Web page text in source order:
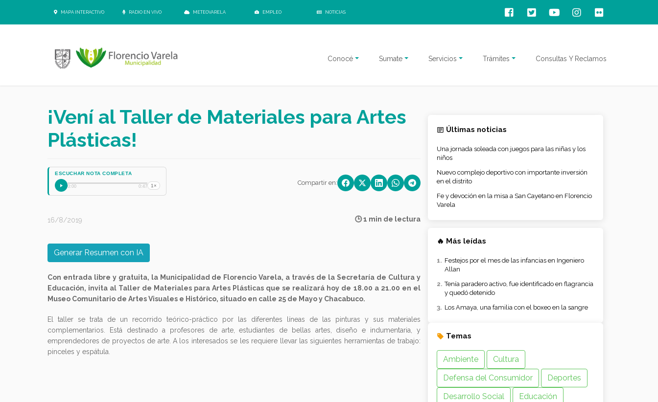
MAPA INTERACTIVO RADIO EN VIVO METEOVARELA EMPLEO NOTICIAS
Conocé Sumate Servicios Trámites Consultas Y Reclamos
¡Vení al Taller de Materiales para Artes
Plásticas!
ESCUCHAR NOTA COMPLETA
0:00 0:47 1× Compartir en:
16/8/2019 🕒 1 min de lectura
Generar Resumen con IA
Con entrada libre y gratuita, la Municipalidad de Florencio Varela, a través de la Secretaría de Cultura y
Educación, invita al Taller de Materiales para Artes Plásticas que se realizará hoy de 18.00 a 21.00 en el
Museo Comunitario de Artes Visuales e Histórico, situado en calle 25 de Mayo y Chacabuco.
El taller se trata de un recorrido teórico-práctico por las diferentes líneas de las pinturas y sus materiales
complementarios. Está destinado a profesores de arte, estudiantes de bellas artes, diseño e indumentaria, y
emprendedores de proyectos de arte. A los interesados se les requiere llevar las siguientes herramientas de trabajo:
pinceles y espátula.
Últimas noticias
Una jornada soleada con juegos para las niñas y los
niños
Nuevo complejo deportivo con importante inversión
en el distrito
Fe y devoción en la misa a San Cayetano en Florencio
Varela
🔥 Más leídas
Festejos por el mes de las infancias en Ingeniero
Allan
Tenía paradero activo, fue identificado en flagrancia
y quedó detenido
Los Amaya, una familia con el boxeo en la sangre
Temas
Ambiente
Cultura
Defensa del Consumidor
Deportes
Desarrollo Social
Educación